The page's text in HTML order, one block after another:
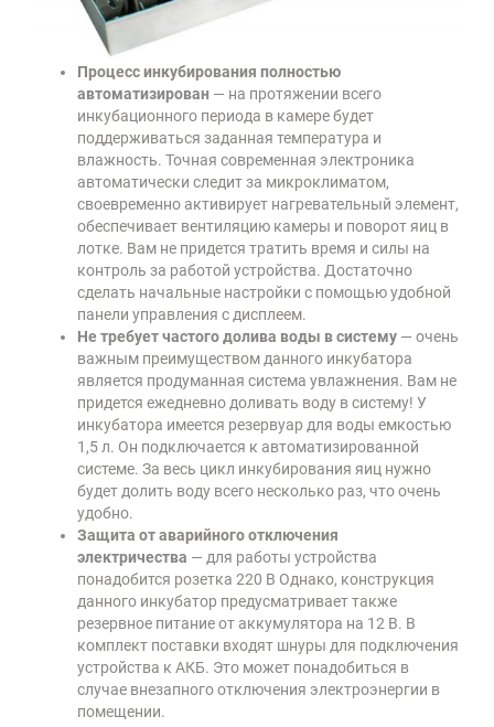
Процесс инкубирования полностью
автоматизирован — на протяжении всего
инкубационного периода в камере будет
поддерживаться заданная температура и
влажность. Точная современная электроника
автоматически следит за микроклиматом,
своевременно активирует нагревательный элемент,
обеспечивает вентиляцию камеры и поворот яиц в
лотке. Вам не придется тратить время и силы на
контроль за работой устройства. Достаточно
сделать начальные настройки с помощью удобной
панели управления с дисплеем.
Не требует частого долива воды в систему — очень
важным преимуществом данного инкубатора
является продуманная система увлажнения. Вам не
придется ежедневно доливать воду в систему! У
инкубатора имеется резервуар для воды емкостью
1,5 л. Он подключается к автоматизированной
системе. За весь цикл инкубирования яиц нужно
будет долить воду всего несколько раз, что очень
удобно.
Защита от аварийного отключения
электричества — для работы устройства
понадобится розетка 220 В Однако, конструкция
данного инкубатор предусматривает также
резервное питание от аккумулятора на 12 В. В
комплект поставки входят шнуры для подключения
устройства к АКБ. Это может понадобиться в
случае внезапного отключения электроэнергии в
помещении.